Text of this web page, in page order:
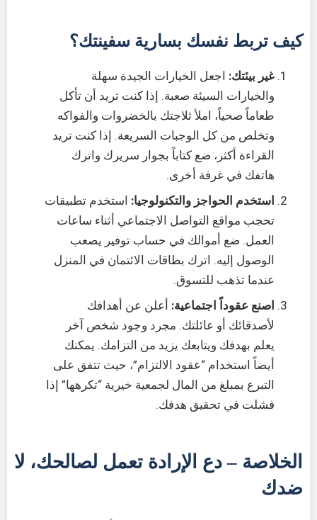
كيف تربط نفسك بسارية سفينتك؟
غير بيئتك: اجعل الخيارات الجيدة سهلة
والخيارات السيئة صعبة. إذا كنت تريد أن تأكل
طعاماً صحياً، املأ ثلاجتك بالخضروات والفواكه
وتخلص من كل الوجبات السريعة. إذا كنت تريد
القراءة أكثر، ضع كتاباً بجوار سريرك واترك
هاتفك في غرفة أخرى.
استخدم الحواجز والتكنولوجيا: استخدم تطبيقات
تحجب مواقع التواصل الاجتماعي أثناء ساعات
العمل. ضع أموالك في حساب توفير يصعب
الوصول إليه. اترك بطاقات الائتمان في المنزل
عندما تذهب للتسوق.
اصنع عقوداً اجتماعية: أعلن عن أهدافك
لأصدقائك أو عائلتك. مجرد وجود شخص آخر
يعلم بهدفك ويتابعك يزيد من التزامك. يمكنك
أيضاً استخدام “عقود الالتزام”، حيث تتفق على
التبرع بمبلغ من المال لجمعية خيرية “تكرهها” إذا
فشلت في تحقيق هدفك.
الخلاصة – دع الإرادة تعمل لصالحك، لا
ضدك